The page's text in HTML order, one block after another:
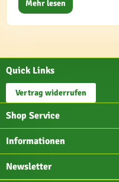
Mehr lesen
Quick Links
Vertrag widerrufen
Shop Service
Informationen
Newsletter